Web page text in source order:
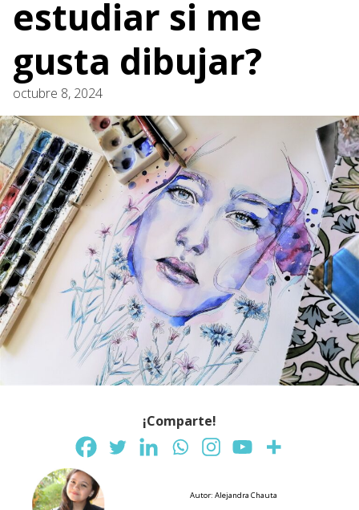
estudiar si me
gusta dibujar?
octubre 8, 2024
¡Comparte!
Autor: Alejandra Chauta